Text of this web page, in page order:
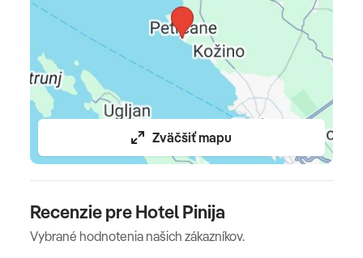
pobytová taxa: osoba nad 18 r. 1,5 EUR/noc , dieťa 12-18 r.
0,75 EUR/noc (platba na recepcii)
Oficiálne hodnotenie
****
Poznámka
Zväčšiť mapu
Recenzie pre Hotel Pinija
Vybrané hodnotenia našich zákazníkov.